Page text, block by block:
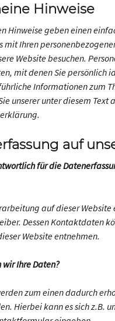
Hinweise
Hinweise geben einen
mit Ihren
Website besuchen.
mit denen Sie persönlich
Informationen zum
unserer unter diesem Text
auf
für die
auf dieser
Dessen Kontaktdaten
Website entnehmen.
wir Ihre Daten?
zum einen dadurch
Hierbei kann es sich z.B.